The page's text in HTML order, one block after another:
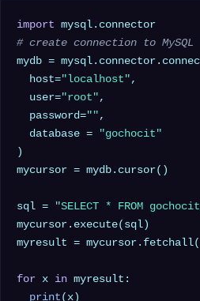
import
# create connection to MySQL
mydb =
  host=
"localhost" ,
  user=
"root" ,
  password=
"" ,
  database =
"gochocit"
)
mycursor = mydb.cursor()
sql =
"SELECT * FROM
mycursor.execute(sql)
myresult =
for x in myresult:
print